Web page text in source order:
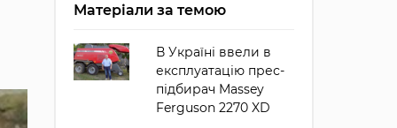
Матеріали за темою
В Україні ввели в
експлуатацію прес-
підбирач Massey
Ferguson 2270 XD